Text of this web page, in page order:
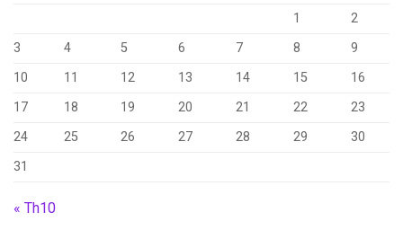
1
2
3
4 5 6 7 8
9
10
11 12 13 14 15
16
17
18 19 20 21 22
23
24
25 26 27 28 29
30
31
« Th10